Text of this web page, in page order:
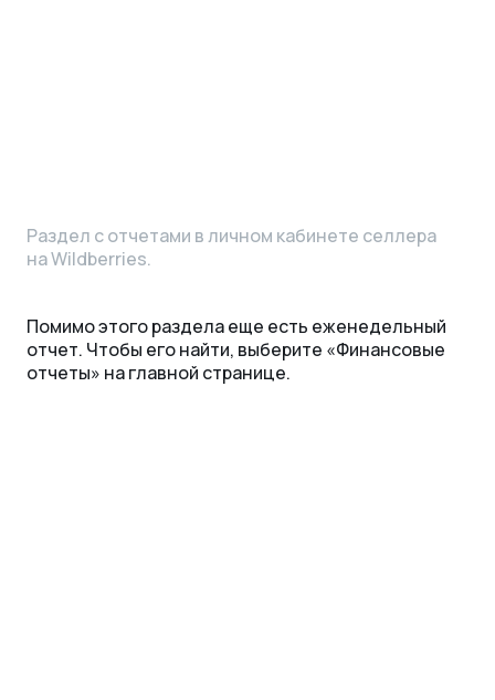
Раздел с отчетами в личном кабинете селлера
на Wildberries.
Помимо этого раздела еще есть еженедельный
отчет. Чтобы его найти, выберите «‎Финансовые
отчеты» на главной странице.